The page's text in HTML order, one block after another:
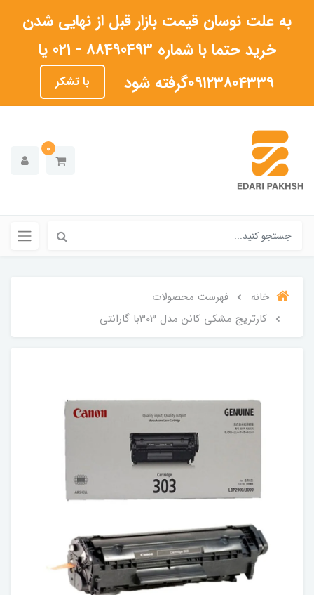
به علت نوسان قیمت بازار قبل از نهایی شدن
خرید حتما با شماره 88490493 - 021 یا
۰۹۱۲۳۸۰۴۳۳۹گرفته شود
با تشکر
0
خانه
فهرست محصولات
کارتریج مشکی کانن مدل 303با گارانتی